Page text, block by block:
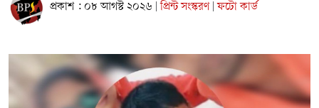
প্রকাশ : ০৮ আগস্ট ২০২৬ প্রিন্ট সংস্করণ ফটো কার্ড